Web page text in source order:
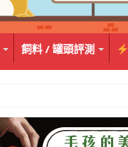
飼料 / 罐頭評測